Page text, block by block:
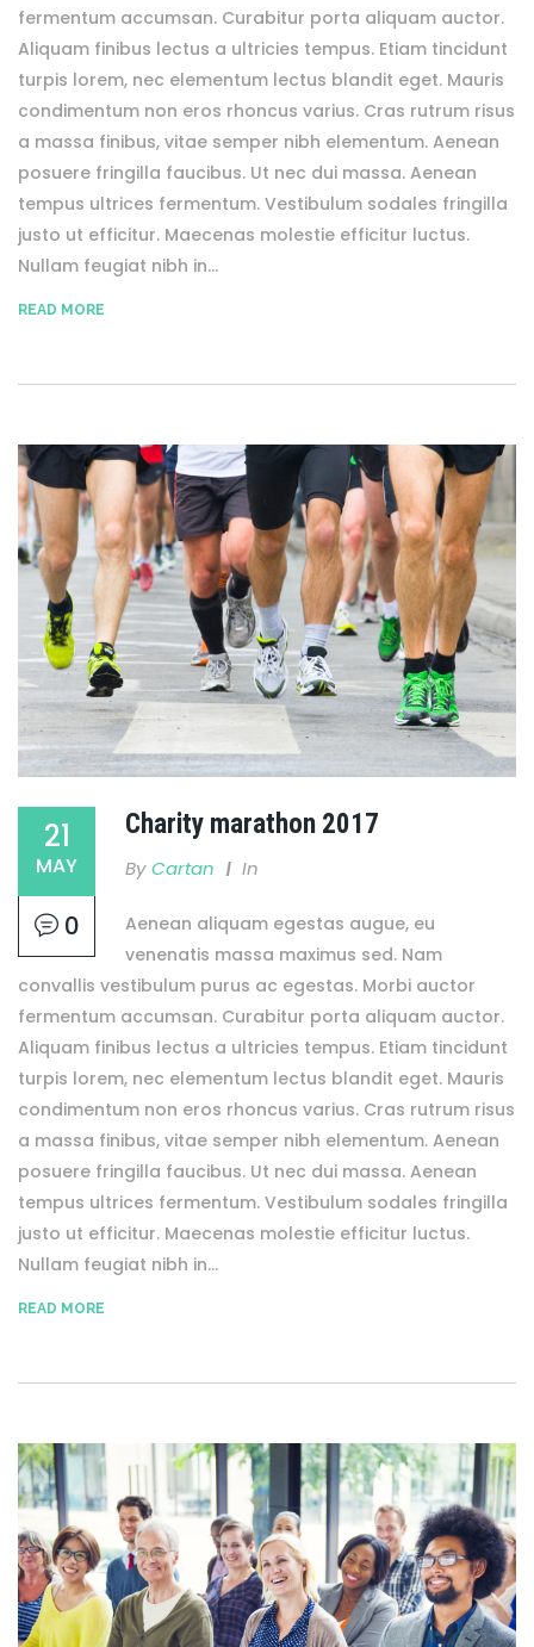
fermentum accumsan. Curabitur porta aliquam auctor.
Aliquam finibus lectus a ultricies tempus. Etiam tincidunt
turpis lorem, nec elementum lectus blandit eget. Mauris
condimentum non eros rhoncus varius. Cras rutrum risus
a massa finibus, vitae semper nibh elementum. Aenean
posuere fringilla faucibus. Ut nec dui massa. Aenean
tempus ultrices fermentum. Vestibulum sodales fringilla
justo ut efficitur. Maecenas molestie efficitur luctus.
Nullam feugiat nibh in...
READ MORE
21
MAY
0
Charity marathon 2017
By Cartan In
Aenean aliquam egestas augue, eu
venenatis massa maximus sed. Nam
convallis vestibulum purus ac egestas. Morbi auctor
fermentum accumsan. Curabitur porta aliquam auctor.
Aliquam finibus lectus a ultricies tempus. Etiam tincidunt
turpis lorem, nec elementum lectus blandit eget. Mauris
condimentum non eros rhoncus varius. Cras rutrum risus
a massa finibus, vitae semper nibh elementum. Aenean
posuere fringilla faucibus. Ut nec dui massa. Aenean
tempus ultrices fermentum. Vestibulum sodales fringilla
justo ut efficitur. Maecenas molestie efficitur luctus.
Nullam feugiat nibh in...
READ MORE